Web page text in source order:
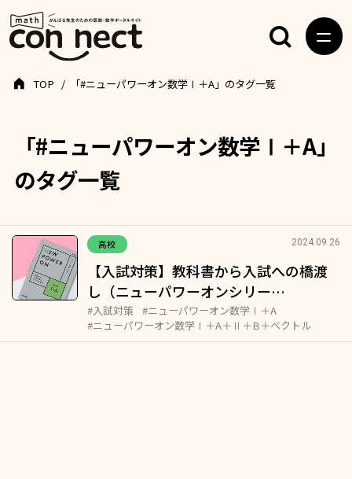
「#ニューパワーオン数学Ⅰ＋A」
のタグ一覧
TOP 「#ニューパワーオン数学Ⅰ＋A」のタグ一覧
高校 2024.09.26
【入試対策】教科書から入試への橋渡
し（ニューパワーオンシリー…
#入試対策
#ニューパワーオン数学Ⅰ＋A
#ニューパワーオン数学Ⅰ＋A＋Ⅱ＋B＋ベクトル